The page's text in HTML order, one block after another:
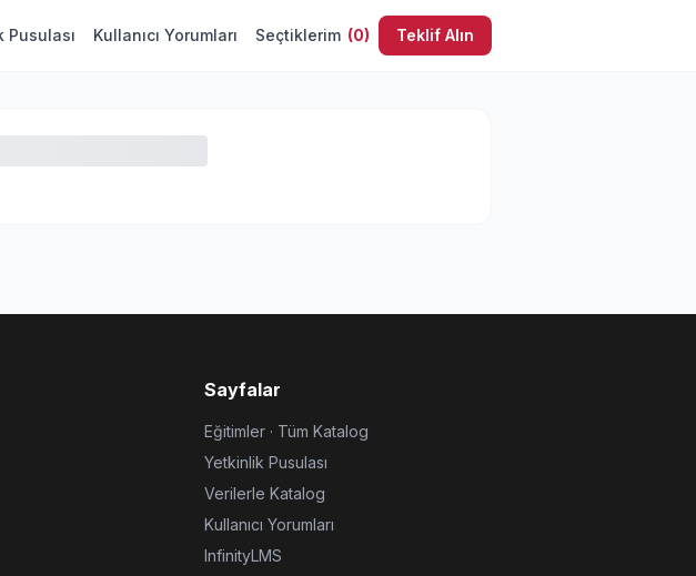
Pusulası Kullanıcı Yorumları Seçtiklerim (0) Teklif Alın
Sayfalar
Eğitimler · Tüm Katalog
Yetkinlik Pusulası
Verilerle Katalog
Kullanıcı Yorumları
InfinityLMS